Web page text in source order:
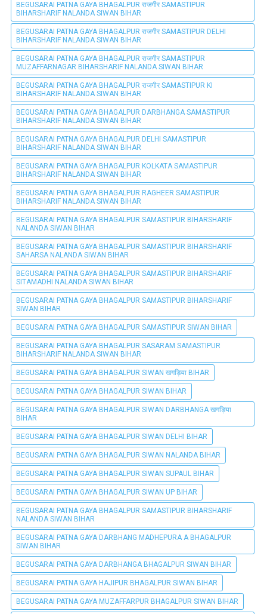
BEGUSARAI PATNA GAYA BHAGALPUR राजगीर SAMASTIPUR
BIHARSHARIF NALANDA SIWAN BIHAR
BEGUSARAI PATNA GAYA BHAGALPUR राजगीर SAMASTIPUR DELHI
BIHARSHARIF NALANDA SIWAN BIHAR
BEGUSARAI PATNA GAYA BHAGALPUR राजगीर SAMASTIPUR
MUZAFFARNAGAR BIHARSHARIF NALANDA SIWAN BIHAR
BEGUSARAI PATNA GAYA BHAGALPUR राजगीर SAMASTIPUR KI
BIHARSHARIF NALANDA SIWAN BIHAR
BEGUSARAI PATNA GAYA BHAGALPUR DARBHANGA SAMASTIPUR
BIHARSHARIF NALANDA SIWAN BIHAR
BEGUSARAI PATNA GAYA BHAGALPUR DELHI SAMASTIPUR
BIHARSHARIF NALANDA SIWAN BIHAR
BEGUSARAI PATNA GAYA BHAGALPUR KOLKATA SAMASTIPUR
BIHARSHARIF NALANDA SIWAN BIHAR
BEGUSARAI PATNA GAYA BHAGALPUR RAGHEER SAMASTIPUR
BIHARSHARIF NALANDA SIWAN BIHAR
BEGUSARAI PATNA GAYA BHAGALPUR SAMASTIPUR BIHARSHARIF
NALANDA SIWAN BIHAR
BEGUSARAI PATNA GAYA BHAGALPUR SAMASTIPUR BIHARSHARIF
SAHARSA NALANDA SIWAN BIHAR
BEGUSARAI PATNA GAYA BHAGALPUR SAMASTIPUR BIHARSHARIF
SITAMADHI NALANDA SIWAN BIHAR
BEGUSARAI PATNA GAYA BHAGALPUR SAMASTIPUR BIHARSHARIF
SIWAN BIHAR
BEGUSARAI PATNA GAYA BHAGALPUR SAMASTIPUR SIWAN BIHAR
BEGUSARAI PATNA GAYA BHAGALPUR SASARAM SAMASTIPUR
BIHARSHARIF NALANDA SIWAN BIHAR
BEGUSARAI PATNA GAYA BHAGALPUR SIWAN खगड़िया BIHAR
BEGUSARAI PATNA GAYA BHAGALPUR SIWAN BIHAR
BEGUSARAI PATNA GAYA BHAGALPUR SIWAN DARBHANGA खगड़िया
BIHAR
BEGUSARAI PATNA GAYA BHAGALPUR SIWAN DELHI BIHAR
BEGUSARAI PATNA GAYA BHAGALPUR SIWAN NALANDA BIHAR
BEGUSARAI PATNA GAYA BHAGALPUR SIWAN SUPAUL BIHAR
BEGUSARAI PATNA GAYA BHAGALPUR SIWAN UP BIHAR
BEGUSARAI PATNA GAYA BHAGALPUR SAMASTIPUR BIHARSHARIF
NALANDA SIWAN BIHAR
BEGUSARAI PATNA GAYA DARBHANG MADHEPURA A BHAGALPUR
SIWAN BIHAR
BEGUSARAI PATNA GAYA DARBHANGA BHAGALPUR SIWAN BIHAR
BEGUSARAI PATNA GAYA HAJIPUR BHAGALPUR SIWAN BIHAR
BEGUSARAI PATNA GAYA MUZAFFARPUR BHAGALPUR SIWAN BIHAR